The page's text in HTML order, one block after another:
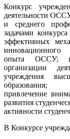
Конкурс
деятельности
и среднего
задачами
эффективных
инновационного
опыта ОССУ;
организации
учреждения
образования;
привлечение
развития
активности
В Конкурсе